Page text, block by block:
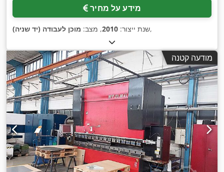
מידע על מחיר
שנת ייצור: 2010, מצב: מוכן לעבודה (יד שניה) ,
מודעה קטנה